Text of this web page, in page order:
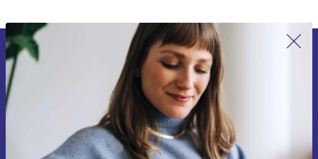
Meld je aan voor onze nieuwsbrief en
ontvang €15 korting!
Mis nooit meer een aanbieding.